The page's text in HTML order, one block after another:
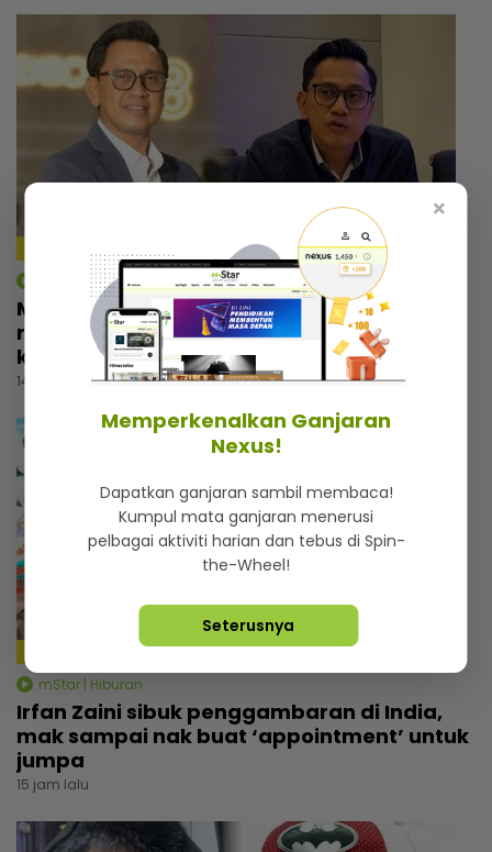
mStar | Hiburan
Macam tak percaya umur dah 57 tahun,
rupanya ini amalan mudah Rashdan Baba
kekal awet muda
14 jam lalu
mStar | Hiburan
Irfan Zaini sibuk penggambaran di India,
mak sampai nak buat ‘appointment’ untuk
jumpa
15 jam lalu
×
Memperkenalkan Ganjaran
Nexus!
Dapatkan ganjaran sambil membaca!
Kumpul mata ganjaran menerusi
pelbagai aktiviti harian dan tebus di Spin-
the-Wheel!
Seterusnya